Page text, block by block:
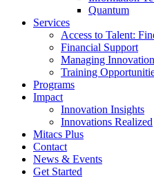
Quantum
Services
Access to Talent:
Financial Support
Managing Innovation
Training
Programs
Impact
Innovation Insights
Innovations Realized
Mitacs Plus
Contact
News & Events
Get Started